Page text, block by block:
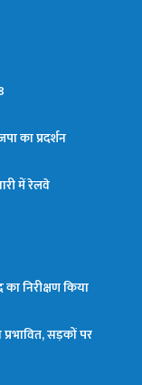
का प्रदर्शन
में रेलवे
निरीक्षण किया
सड़कों पर